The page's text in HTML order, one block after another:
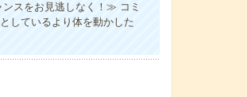
スをお見逃しなく！≫ コミ
しているより体を動かした